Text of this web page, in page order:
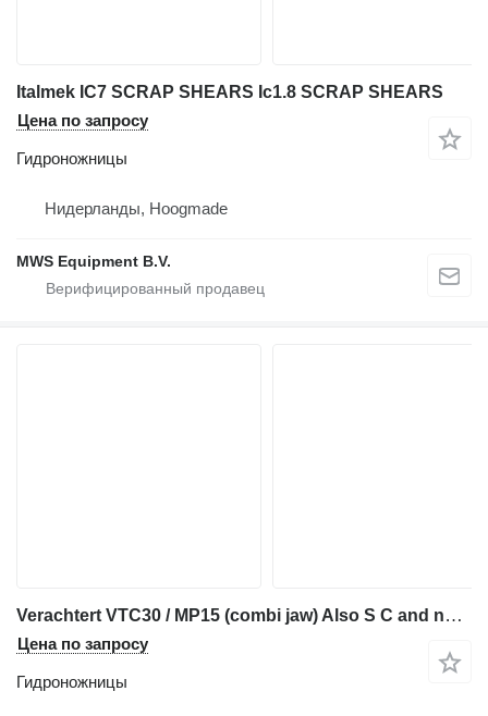
Italmek IC7 SCRAP SHEARS Ic1.8 SCRAP SHEARS
Цена по запросу
Гидроножницы
Нидерланды, Hoogmade
MWS Equipment B.V.
Verachtert VTC30 / MP15 (combi jaw) Also S C and new B jaw av
Цена по запросу
Гидроножницы